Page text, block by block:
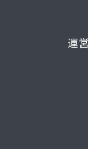
運